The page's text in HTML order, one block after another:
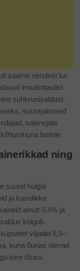
saame nendest ka
insuliinitaolist
suhkrusisaldust.
suurepärased
salenejate
lastele.
ning
suurel hulgal
ja kasulikke
ainult 0,4% ja
kõigub
viljadel 8,5–
kuna õunas olevad
kiire tõusu.